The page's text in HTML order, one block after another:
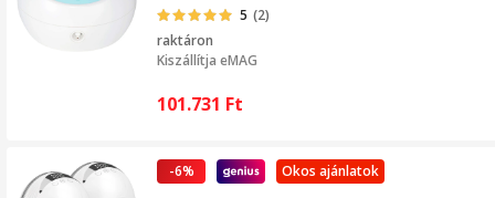
5 (2)
raktáron
Kiszállítja eMAG
101.731 Ft
Okos ajánlatok
-6%